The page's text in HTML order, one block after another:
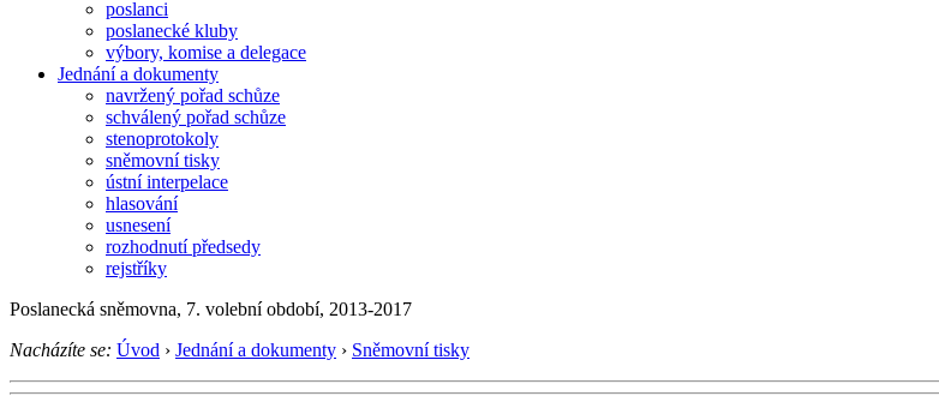
poslanci
poslanecké kluby
výbory, komise a delegace
Jednání a dokumenty
navržený pořad schůze
schválený pořad schůze
stenoprotokoly
sněmovní tisky
ústní interpelace
hlasování
usnesení
rozhodnutí předsedy
rejstříky
Poslanecká sněmovna, 7. volební období, 2013-2017
Nacházíte se: Úvod › Jednání a dokumenty › Sněmovní tisky